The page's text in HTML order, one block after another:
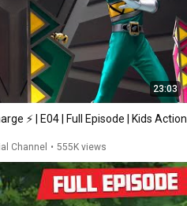
23:03
⚡️ | E04 | Full Episode | Kids Action
Channel • 555K views